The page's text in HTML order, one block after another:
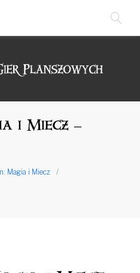
i Miecz –
Magia i Miecz /